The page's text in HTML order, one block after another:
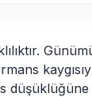
düşüklüğüne